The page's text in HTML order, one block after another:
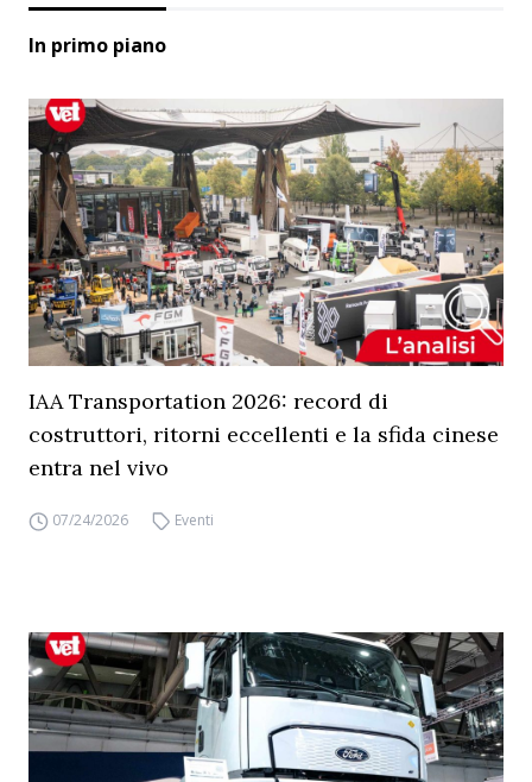
In primo piano
IAA Transportation 2026: record di
costruttori, ritorni eccellenti e la sfida cinese
entra nel vivo
07/24/2026 Eventi